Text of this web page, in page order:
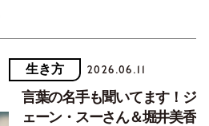
生き方 2026.06.11
言葉の名手も聞いてます！ジ
ェーン・スーさん＆堀井美香